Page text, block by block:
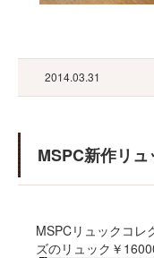
2014.03.31
MSPC新作リュ
MSPCリュックコレ
ズのリュック￥